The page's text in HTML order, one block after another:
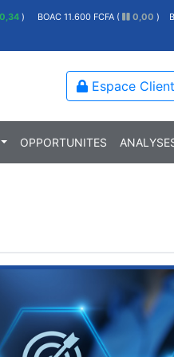
0,00 BOAN 5.200 FCFA ( 2,46)
Espace Client
OPPORTUNITES